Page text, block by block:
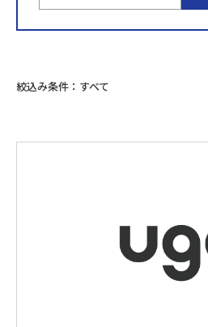
絞込み条件：すべて